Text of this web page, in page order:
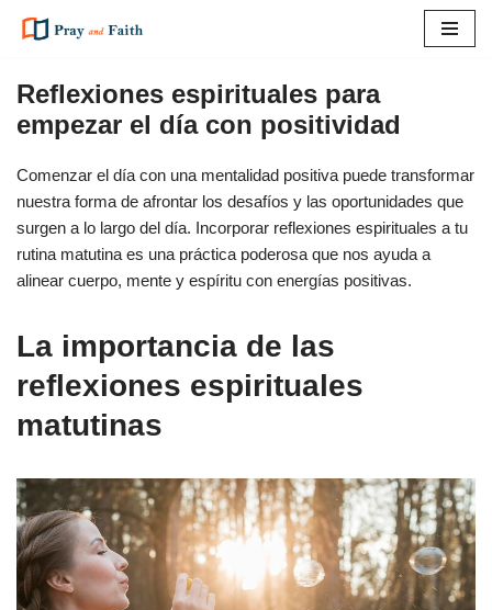
al
Reflexiones espirituales para
empezar el día con positividad
Comenzar el día con una mentalidad positiva puede transformar
nuestra forma de afrontar los desafíos y las oportunidades que
surgen a lo largo del día. Incorporar reflexiones espirituales a tu
rutina matutina es una práctica poderosa que nos ayuda a
alinear cuerpo, mente y espíritu con energías positivas.
La importancia de las
reflexiones espirituales
matutinas